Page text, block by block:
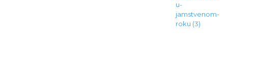
u-
jamstvenom-
roku (3)